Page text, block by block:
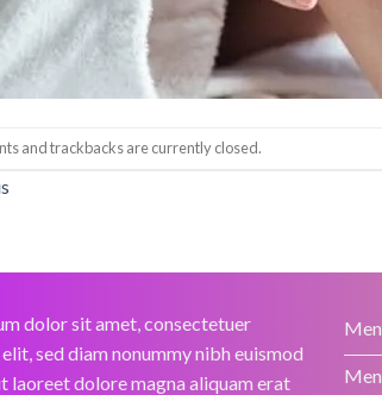
and trackbacks are currently closed.
dolor sit amet, consectetuer
sed diam nonummy nibh euismod
laoreet dolore magna aliquam erat